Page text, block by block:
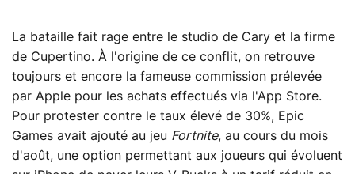
La bataille fait rage entre le studio de Cary et la firme
de Cupertino. À l'origine de ce conflit, on retrouve
toujours et encore la fameuse commission prélevée
par Apple pour les achats effectués via l'App Store.
Pour protester contre le taux élevé de 30%, Epic
Games avait ajouté au jeu Fortnite, au cours du mois
d'août, une option permettant aux joueurs qui évoluent